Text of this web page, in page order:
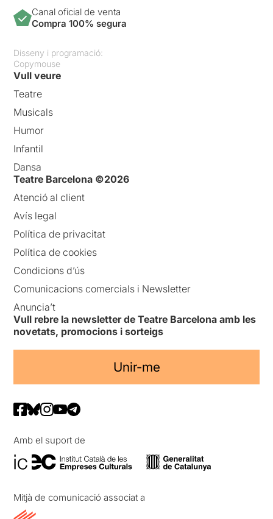
Canal oficial de venta
Compra 100% segura
Disseny i programació:
Copymouse
Vull veure
Teatre
Musicals
Humor
Infantil
Dansa
Teatre Barcelona ©2026
Atenció al client
Avís legal
Política de privacitat
Política de cookies
Condicions d’ús
Comunicacions comercials i Newsletter
Anuncia’t
Vull rebre la newsletter de Teatre Barcelona amb les
novetats, promocions i sorteigs
Unir-me
Amb el suport de
Mitjà de comunicació associat a